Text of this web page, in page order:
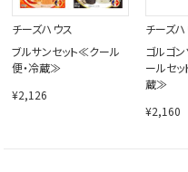
チーズハウス
ブルサンセット≪クール
便・冷蔵≫
¥2,126
チーズハ
ゴルゴ
ールセ
蔵≫
¥2,160